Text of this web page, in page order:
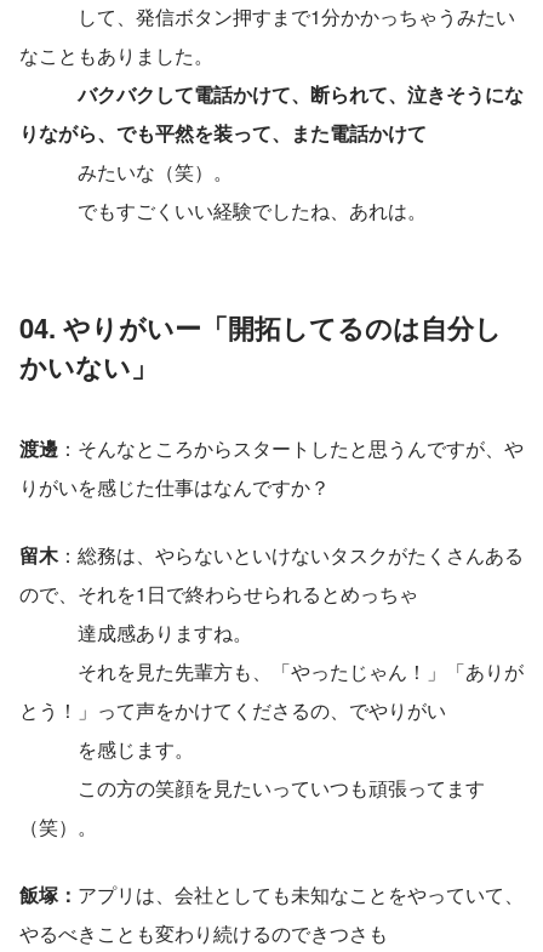
して、発信ボタン押すまで1分かかっちゃうみたい
なこともありました。
バクバクして電話かけて、断られて、泣きそうにな
りながら、でも平然を装って、また電話かけて
みたいな（笑）。
でもすごくいい経験でしたね、あれは。
04. やりがいー「開拓してるのは自分し
かいない 」
渡邊 ：そんなところからスタートしたと思うんですが、や
りがいを感じた仕事はなんですか？
留木：総務は、やらないといけないタスクがたくさんある
ので、それを1日で終わらせられるとめっちゃ
達成感ありますね。
それを見た先輩方も、「やったじゃん！」「ありが
とう！」って声をかけてくださるの、でやりがい
を感じます。
この方の笑顔を見たいっていつも頑張ってます
（笑）。
飯塚： アプリは、会社としても未知なことをやっていて、
やるべきことも変わり続けるのできつさも